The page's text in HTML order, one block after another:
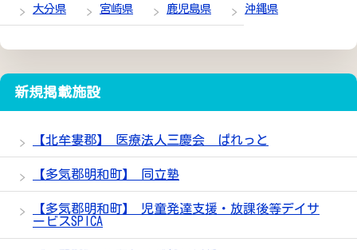
大分県 宮崎県 鹿児島県 沖縄県
新規掲載施設
【北牟婁郡】 医療法人三慶会 ぱれっと
【多気郡明和町】 同立塾
【多気郡明和町】 児童発達支援・放課後等デイサ
ービスSPICA